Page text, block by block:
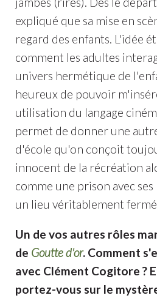
expliqué que sa mise en
regard des enfants. L'idée
comment les adultes
univers hermétique de
heureux de pouvoir
utilisation du langage
permet de donner une
d'école qu'on conçoit
innocent de la récréation
comme une prison avec
un lieu véritablement
Un de vos autres rôles
de Goutte d'or. Comment
avec Clément Cogitore ?
portez-vous sur le